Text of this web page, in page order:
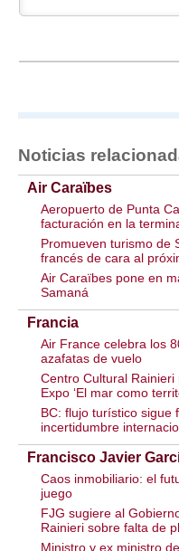
Noticias
Air Caraïbes
Aeropuerto de Punta
facturación en la
Promueven turismo de
francés de cara al
Air Caraïbes pone en
Samaná
Francia
Air France celebra los
azafatas de vuelo
Centro Cultural
Expo ‘El mar como
BC: flujo turístico sigue
incertidumbre
Francisco Javier
Caos inmobiliario: el
juego
FJG sugiere al
Rainieri sobre falta de
Ministro y ex ministro